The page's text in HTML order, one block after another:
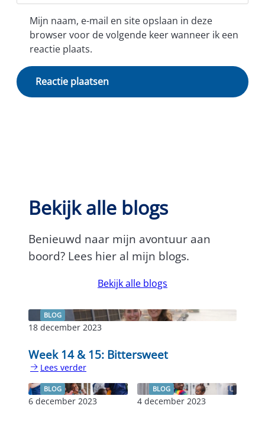
Mijn naam, e-mail en site opslaan in deze
browser voor de volgende keer wanneer ik een
reactie plaats.
Bekijk alle blogs
Benieuwd naar mijn avontuur aan
boord? Lees hier al mijn blogs.
Bekijk alle blogs
BLOG
18 december 2023
Week 14 & 15: Bittersweet
Lees verder
Week
14
BLOG
6 december 2023
BLOG
4 december 2023